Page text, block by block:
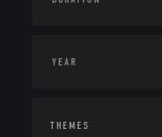
THEMES